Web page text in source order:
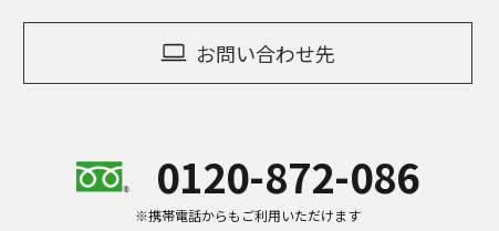
お問い合わせ先
0120-872-086
※携帯電話からもご利用いただけます